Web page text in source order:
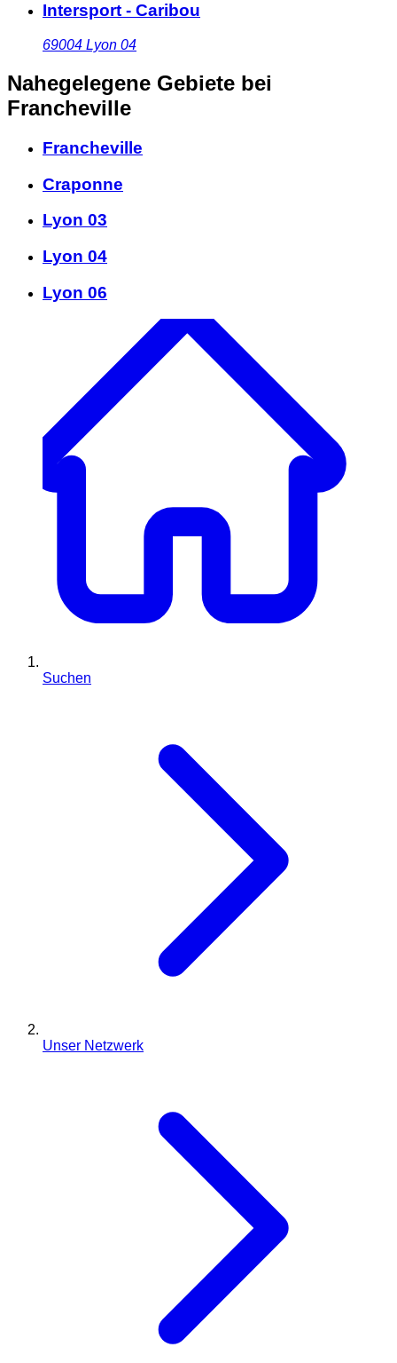
Intersport - Caribou
69004 Lyon 04
Nahegelegene Gebiete bei
Francheville
Francheville
Craponne
Lyon 03
Lyon 04
Lyon 06
Suchen
Unser Netzwerk